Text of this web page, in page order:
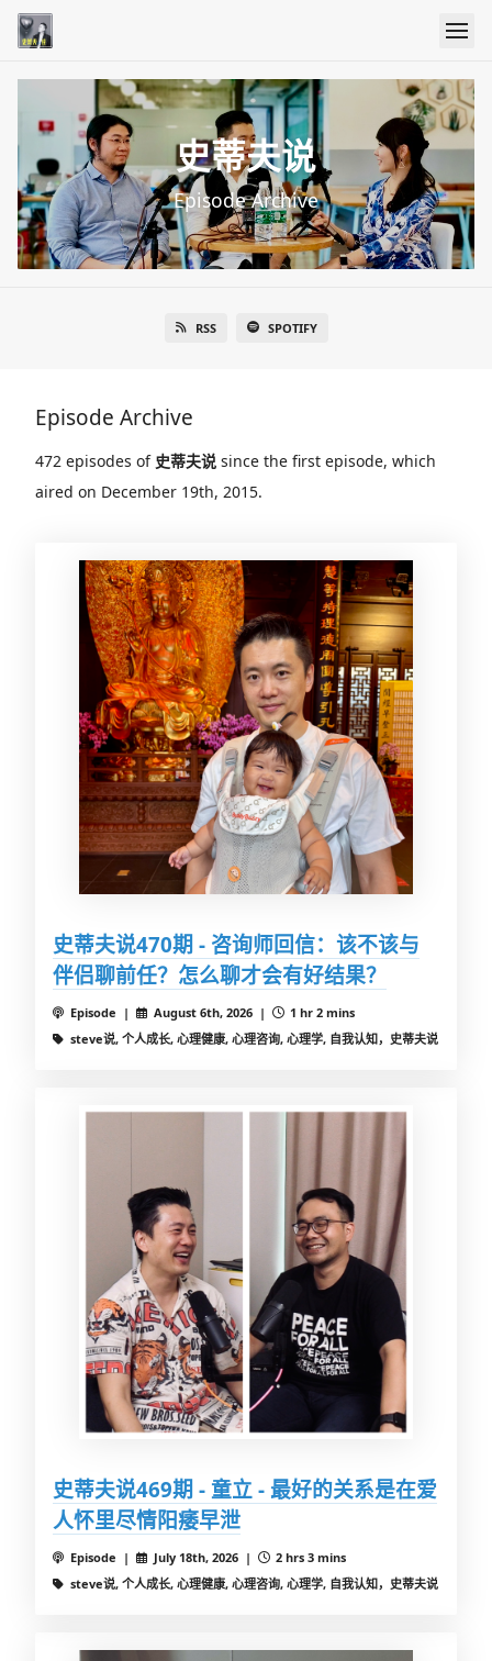
史蒂夫说
Episode Archive
RSS SPOTIFY
Episode Archive
472 episodes of 史蒂夫说 since the first episode, which
aired on December 19th, 2015.
史蒂夫说470期 - 咨询师回信：该不该与
伴侣聊前任？怎么聊才会有好结果？
Episode | August 6th, 2026 |
1 hr 2 mins
steve说, 个人成长, 心理健康, 心理咨询, 心理学, 自我认知，史蒂夫说
史蒂夫说469期 - 童立 - 最好的关系是在爱
人怀里尽情阳痿早泄
Episode | July 18th, 2026 |
2 hrs 3 mins
steve说, 个人成长, 心理健康, 心理咨询, 心理学, 自我认知，史蒂夫说